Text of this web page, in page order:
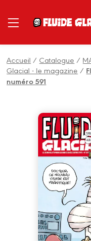
Accueil / Catalogue /
Glacial - le magazine /
numéro 591